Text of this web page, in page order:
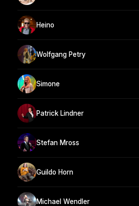
Heino
Wolfgang Petry
Simone
Patrick Lindner
Stefan Mross
Guildo Horn
Michael Wendler